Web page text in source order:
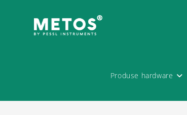
Produse hardware